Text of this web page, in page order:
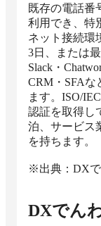
既存の電話番
利用でき、特
ネット接続環
3日、または
Slack・
CRM・SFAな
ます。ISO/
認証を取得し
泊、サービス
を持ちます。
※出典：DXで
DXでん